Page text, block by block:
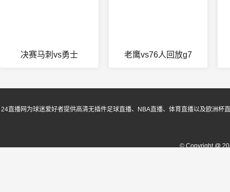
决赛马刺vs勇士 老鹰vs76人回放g7
24直播网为球迷爱好者提供高清无插件足球直播、NBA直播、体育直播以及欧洲
© Copyright @